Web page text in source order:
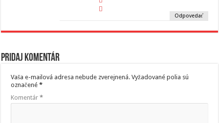
Odpovedať
Pridaj komentár
Vaša e-mailová adresa nebude zverejnená. Vyžadované polia sú
označené*
Komentár*